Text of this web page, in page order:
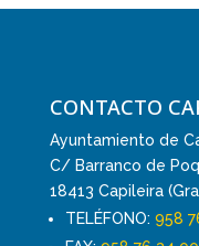
CONTACTO
Ayuntamiento de
C/ Barranco de
18413 Capileira
TELÉFONO: 958